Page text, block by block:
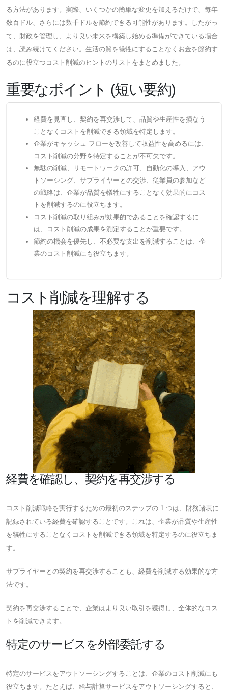
る方法があります。実際、いくつかの簡単な変更を加えるだけで、毎年
数百ドル、さらには数千ドルを節約できる可能性があります。したがっ
て、財政を管理し、より良い未来を構築し始める準備ができている場合
は、読み続けてください。生活の質を犠牲にすることなくお金を節約す
るのに役立つコスト削減のヒントのリストをまとめました。
重要なポイント (短い要約)
経費を見直し、契約を再交渉して、品質や生産性を損なう
ことなくコストを削減できる領域を特定します。
企業がキャッシュ フローを改善して収益性を高めるには、
コスト削減の分野を特定することが不可欠です。
無駄の削減、リモートワークの許可、自動化の導入、アウ
トソーシング、サプライヤーとの交渉、従業員の参加など
の戦略は、企業が品質を犠牲にすることなく効果的にコス
トを削減するのに役立ちます。
コスト削減の取り組みが効果的であることを確認するに
は、コスト削減の成果を測定することが重要です。
節約の機会を優先し、不必要な支出を削減することは、企
業のコスト削減にも役立ちます。
コスト削減を理解する
経費を確認し、契約を再交渉する
コスト削減戦略を実行するための最初のステップの 1 つは、財務諸表に
記録されている経費を確認することです。これは、企業が品質や生産性
を犠牲にすることなくコストを削減できる領域を特定するのに役立ちま
す。
サプライヤーとの契約を再交渉することも、経費を削減する効果的な方
法です。
契約を再交渉することで、企業はより良い取引を獲得し、全体的なコス
トを削減できます。
特定のサービスを外部委託する
特定のサービスをアウトソーシングすることは、企業のコスト削減にも
役立ちます。たとえば、給与計算サービスをアウトソーシングすると、